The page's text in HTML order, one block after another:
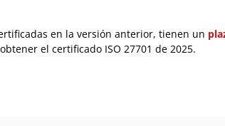
en la versión anterior, tienen un
el certificado ISO 27701 de 2025.